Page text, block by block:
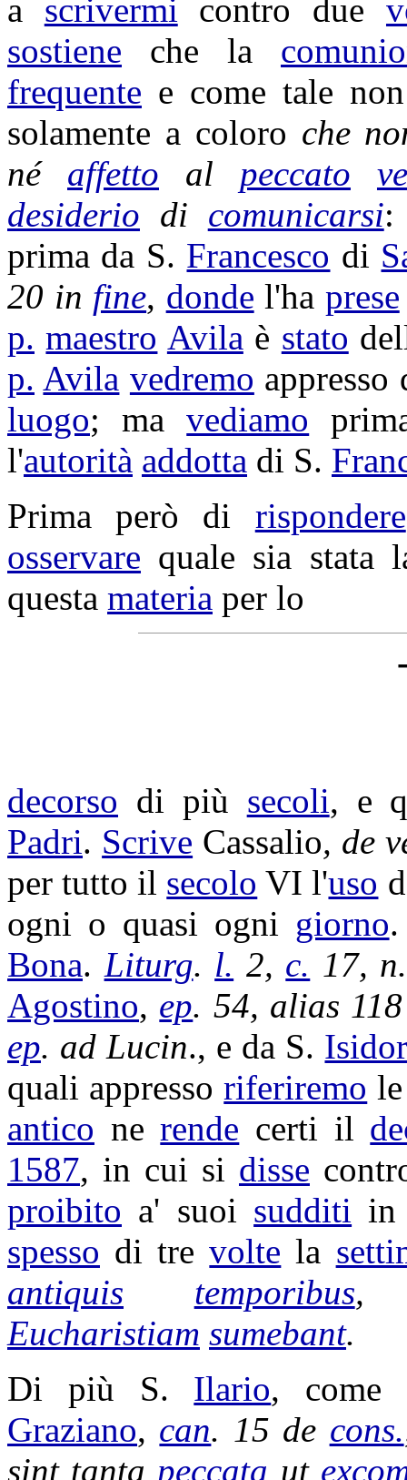
a scrivermi contro due
sostiene che la
frequente e come tale
solamente a coloro che
né affetto al peccato
desiderio di comunicarsi
prima da S. Francesco di
20 in fine, donde l'ha prese
p. maestro Avila è stato
p. Avila vedremo
luogo; mavediamo
l'autorità addotta di S.
Prima però di rispondere
osservare quale sia stata
questa materia per lo
decorso di più secoli, e
Padri. Scrive Cassalio, de
per tutto il secolo VI l'uso
ogni o quasi ogni giorno
Bona. Liturg. l. 2, c. 17,
Agostino, ep. 54, alias
ep. adLucin., e da S.
quali appressoriferiremo
antico nerende certi il
1587, in cui si disse
proibito a' suoi sudditi
spesso di trevolte la
antiquis
temporibus
Eucharistiam sumebant.
Di più S. Ilario,
Graziano, can. 15 de cons.
sint tanta peccata ut